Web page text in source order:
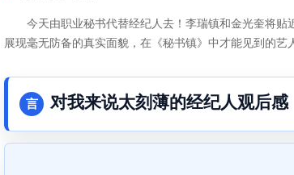
今天由职业秘书代替经纪人去！李瑞镇和金光奎将
展现毫无防备的真实面貌，在《秘书镇》中才能见到的艺
言 对我来说太刻薄的经纪人观后感